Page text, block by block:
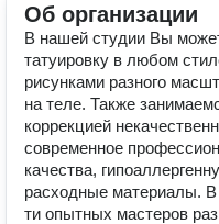
Об организации
В нашей студии Вы
татуировку в любом
рисунками разного
на теле. Также
коррекцией
современное
качества,
расходные материалы.
ти опытных мастеров